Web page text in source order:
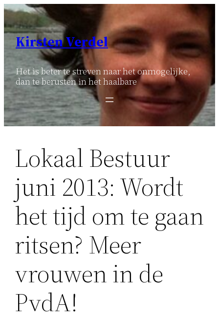
Ga
naar
inhoud
Kirsten Verdel
Het is beter te streven naar het onmogelijke,
dan te berusten in het haalbare
Lokaal Bestuur
juni 2013: Wordt
het tijd om te gaan
ritsen? Meer
vrouwen in de
PvdA!